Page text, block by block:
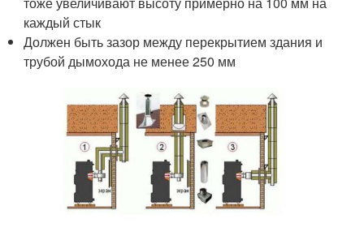
каждый стык
Должен быть зазор между перекрытием здания и
трубой дымохода не менее 250 мм